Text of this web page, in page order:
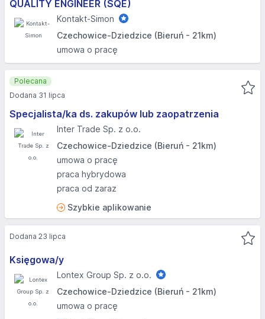
QUALITY ENGINEER (SQE)
Kontakt-Simon
Czechowice-Dziedzice (Bieruń - 21km)
umowa o pracę
Specjalista/ka ds. zakupów lub zaopatrzenia
Inter Trade Sp. z o.o.
Czechowice-Dziedzice (Bieruń - 21km)
umowa o pracę
praca hybrydowa
praca od zaraz
Szybkie aplikowanie
Polecana
Dodana 31 lipca
Księgowa/y
Lontex Group Sp. z o.o.
Czechowice-Dziedzice (Bieruń - 21km)
umowa o pracę
Dodana 23 lipca